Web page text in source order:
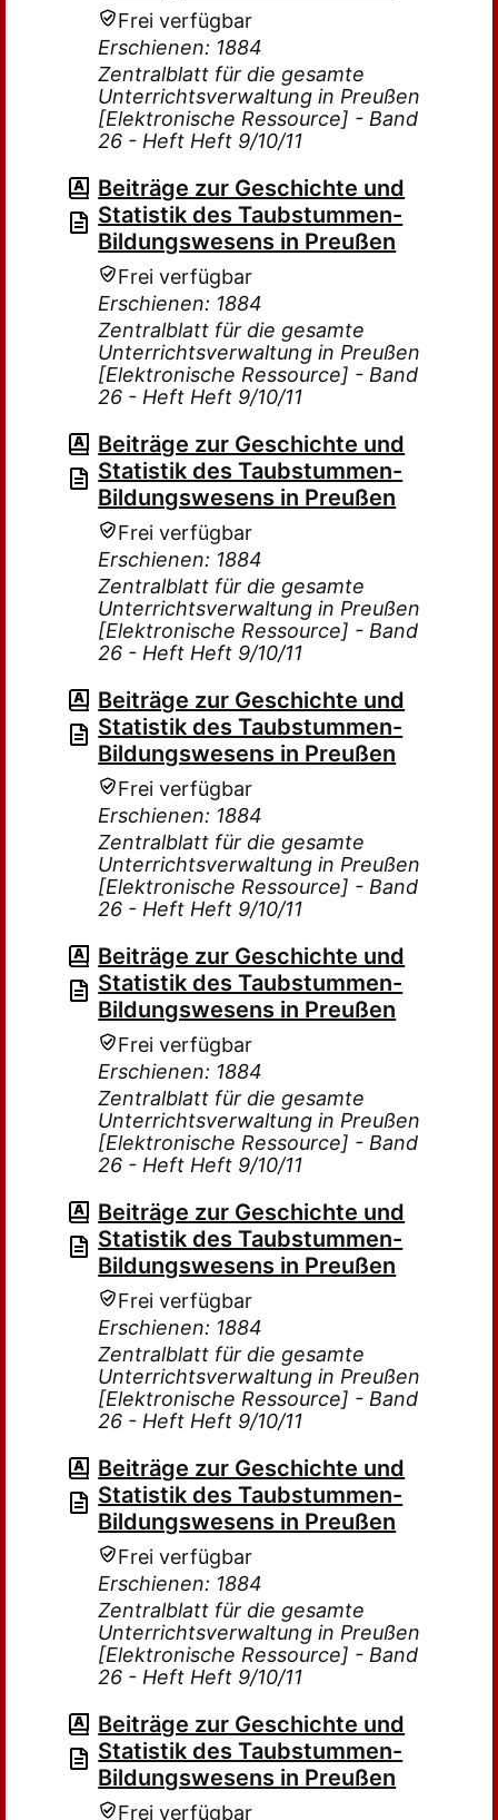
Frei verfügbar
Erschienen: 1884
Zentralblatt für die gesamte
Unterrichtsverwaltung in Preußen
[Elektronische Ressource] - Band
26 - Heft Heft 9/10/11
Beiträge zur Geschichte und
Statistik des Taubstummen-
Bildungswesens in Preußen
Frei verfügbar
Erschienen: 1884
Zentralblatt für die gesamte
Unterrichtsverwaltung in Preußen
[Elektronische Ressource] - Band
26 - Heft Heft 9/10/11
Beiträge zur Geschichte und
Statistik des Taubstummen-
Bildungswesens in Preußen
Frei verfügbar
Erschienen: 1884
Zentralblatt für die gesamte
Unterrichtsverwaltung in Preußen
[Elektronische Ressource] - Band
26 - Heft Heft 9/10/11
Beiträge zur Geschichte und
Statistik des Taubstummen-
Bildungswesens in Preußen
Frei verfügbar
Erschienen: 1884
Zentralblatt für die gesamte
Unterrichtsverwaltung in Preußen
[Elektronische Ressource] - Band
26 - Heft Heft 9/10/11
Beiträge zur Geschichte und
Statistik des Taubstummen-
Bildungswesens in Preußen
Frei verfügbar
Erschienen: 1884
Zentralblatt für die gesamte
Unterrichtsverwaltung in Preußen
[Elektronische Ressource] - Band
26 - Heft Heft 9/10/11
Beiträge zur Geschichte und
Statistik des Taubstummen-
Bildungswesens in Preußen
Frei verfügbar
Erschienen: 1884
Zentralblatt für die gesamte
Unterrichtsverwaltung in Preußen
[Elektronische Ressource] - Band
26 - Heft Heft 9/10/11
Beiträge zur Geschichte und
Statistik des Taubstummen-
Bildungswesens in Preußen
Frei verfügbar
Erschienen: 1884
Zentralblatt für die gesamte
Unterrichtsverwaltung in Preußen
[Elektronische Ressource] - Band
26 - Heft Heft 9/10/11
Beiträge zur Geschichte und
Statistik des Taubstummen-
Bildungswesens in Preußen
Frei verfügbar